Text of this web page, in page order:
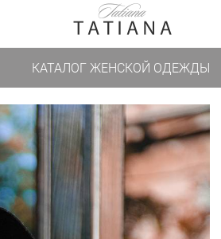
КАТАЛОГ ЖЕНСКОЙ ОДЕЖДЫ